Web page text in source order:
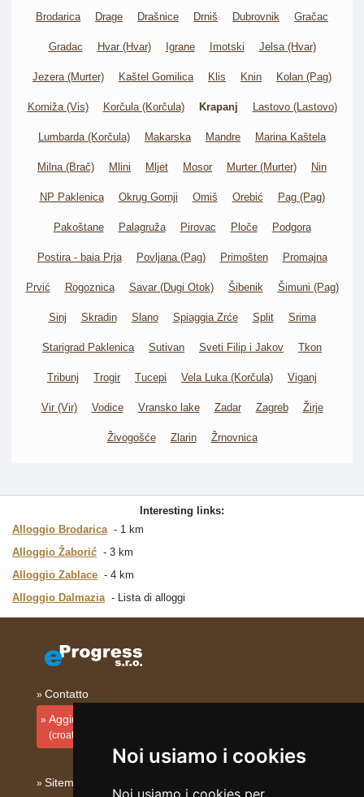
Noi usiamo i cookies
Noi usiamo i cookies per
Brodarica Drage Drašnice Drniš Dubrovnik Gračac
Gradac Hvar (Hvar) Igrane Imotski Jelsa (Hvar)
Jezera (Murter) Kaštel Gomilica Klis Knin Kolan (Pag)
Komiža (Vis) Korčula (Korčula) Krapanj Lastovo (Lastovo)
Lumbarda (Korčula) Makarska Mandre Marina Kaštela
Milna (Brač) Mlini Mljet Mosor Murter (Murter) Nin
NP Paklenica Okrug Gornji Omiš Orebić Pag (Pag)
Pakoštane Palagruža Pirovac Ploče Podgora
Postira - baia Prja Povljana (Pag) Primošten Promajna
Prvić Rogoznica Savar (Dugi Otok) Šibenik Šimuni (Pag)
Sinj Skradin Slano Spiaggia Zrće Split Srima
Starigrad Paklenica Sutivan Sveti Filip i Jakov Tkon
Tribunj Trogir Tucepi Vela Luka (Korčula) Viganj
Vir (Vir) Vodice Vransko lake Zadar Zagreb Žirje
Živogošće Zlarin Žrnovnica
Interesting links:
Alloggio Brodarica
1 km
Alloggio Žaborić
3 km
Alloggio Zablace
4 km
Alloggio Dalmazia
Lista di alloggi
Contatto
Aggiungi la tua sistemazione
(croato)
Sitemap